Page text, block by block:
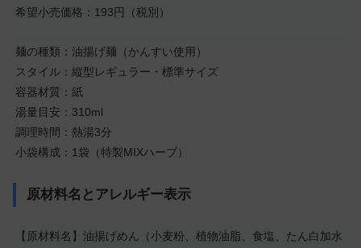
希望小売価格：193円（税別）
麺の種類：油揚げ麺（かんすい使用）
スタイル：縦型レギュラー・標準サイズ
容器材質：紙
湯量目安：310ml
調理時間：熱湯3分
小袋構成：1袋（特製MIXハーブ）
原材料名とアレルギー表示
【原材料名】油揚げめん（小麦粉、植物油脂、食塩、たん白加水